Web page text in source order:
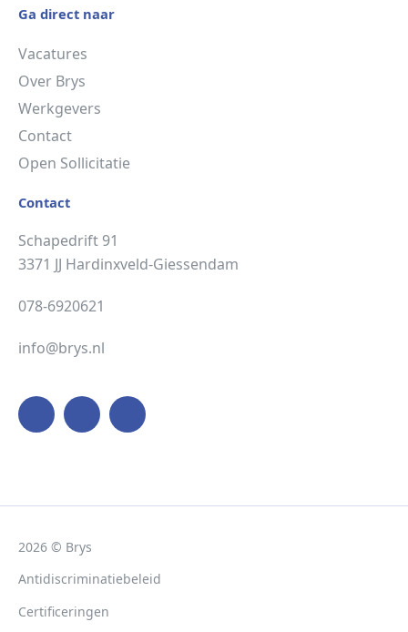
Ga direct naar
Vacatures
Over Brys
Werkgevers
Contact
Open Sollicitatie
Contact
Schapedrift 91
3371 JJ Hardinxveld-Giessendam
078-6920621
info@brys.nl
2026 © Brys
Antidiscriminatiebeleid
Certificeringen